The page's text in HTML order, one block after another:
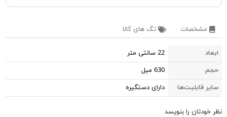
مشخصات تگ های کالا
ابعاد
22 سانتی متر
حجم
630 میل
سایر قابلیت‌ها
دارای دستگیره
نظر خودتان را بنویسد